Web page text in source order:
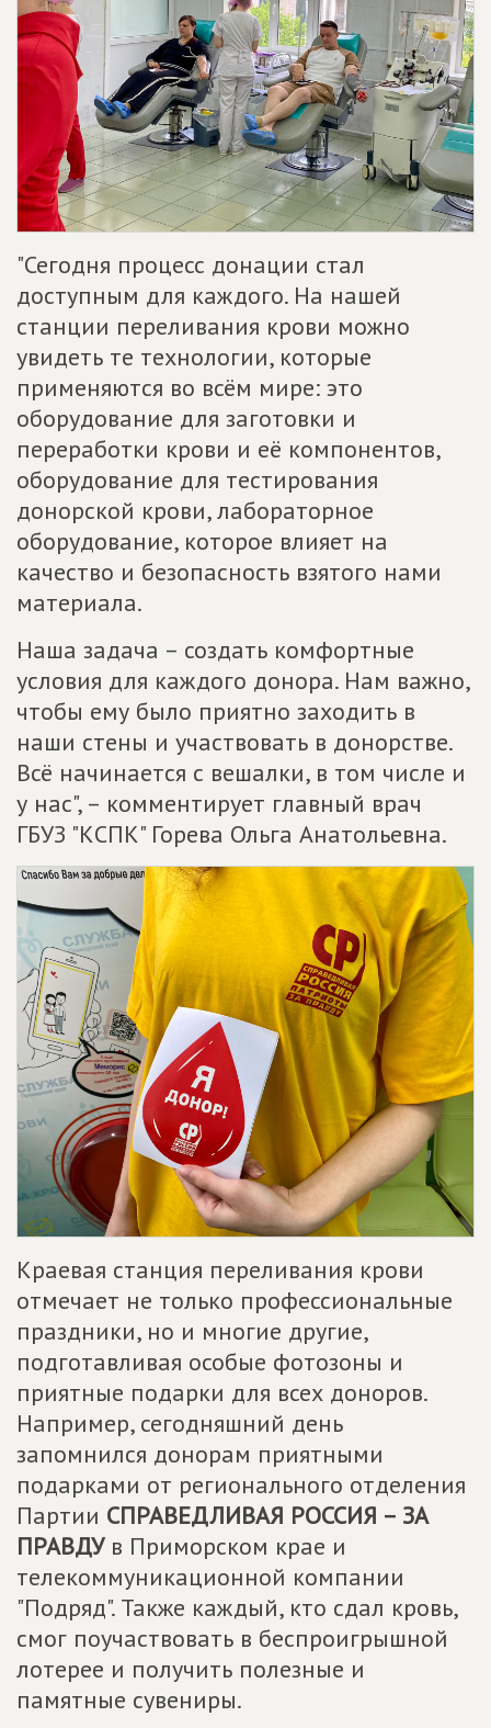
"Сегодня процесс донации стал
доступным для каждого. На нашей
станции переливания крови можно
увидеть те технологии, которые
применяются во всём мире: это
оборудование для заготовки и
переработки крови и её компонентов,
оборудование для тестирования
донорской крови, лабораторное
оборудование, которое влияет на
качество и безопасность взятого нами
материала.
Наша задача – создать комфортные
условия для каждого донора. Нам важно,
чтобы ему было приятно заходить в
наши стены и участвовать в донорстве.
Всё начинается с вешалки, в том числе и
у нас", – комментирует главный врач
ГБУЗ "КСПК" Горева Ольга Анатольевна.
Краевая станция переливания крови
отмечает не только профессиональные
праздники, но и многие другие,
подготавливая особые фотозоны и
приятные подарки для всех доноров.
Например, сегодняшний день
запомнился донорам приятными
подарками от регионального отделения
Партии СПРАВЕДЛИВАЯ РОССИЯ – ЗА
ПРАВДУв Приморском крае и
телекоммуникационной компании
"Подряд". Также каждый, кто сдал кровь,
смог поучаствовать в беспроигрышной
лотерее и получить полезные и
памятные сувениры.